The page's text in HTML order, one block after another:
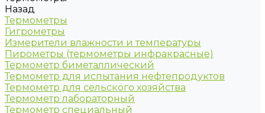
Назад
Термометры
Гигрометры
Измерители влажности и температуры
Пирометры (термометры инфракрасные)
Термометр биметаллический
Термометр для испытания нефтепродуктов
Термометр для сельского хозяйства
Термометр лабораторный
Термометр специальный